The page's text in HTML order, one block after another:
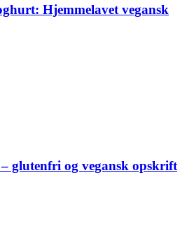
Hjemmelavet vegansk
glutenfri og vegansk opskrift